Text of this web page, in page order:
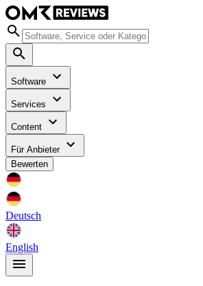
Software
Services
Content
Für Anbieter
Bewerten
Deutsch
English